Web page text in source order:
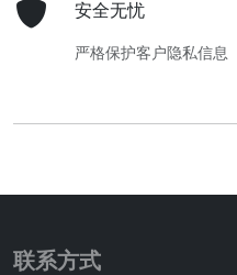
安全无忧
严格保护客户隐私信息
联系方式